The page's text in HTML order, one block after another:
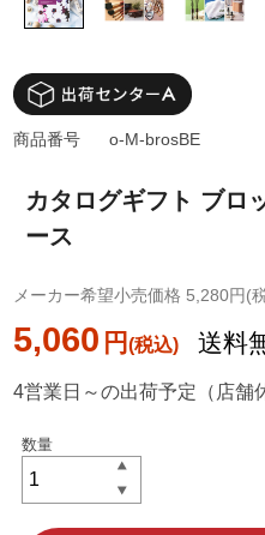
カタログギフト ブロ
ース
メーカー希望小売価格 5,280円(
5,060 円 送料
商品番号 o-M-brosBE
4営業日～の出荷予定（店舗